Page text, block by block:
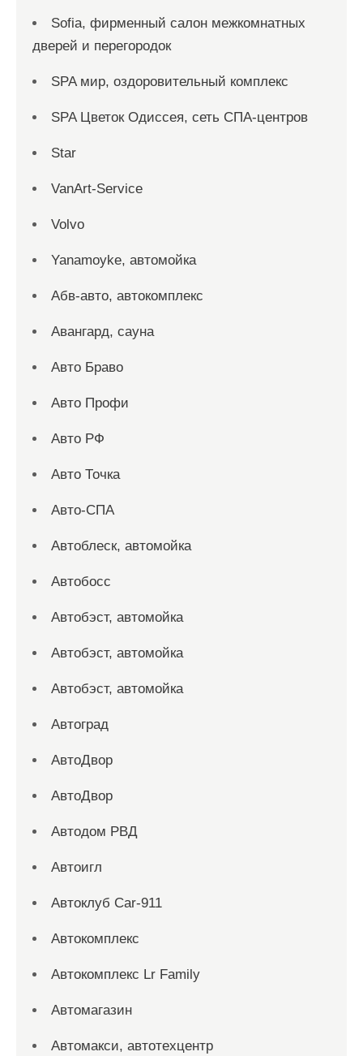
Sofia, фирменный салон межкомнатных
дверей и перегородок
SPA мир, оздоровительный комплекс
SPA Цветок Одиссея, сеть СПА-центров
Star
VanArt-Service
Volvo
Yanamoyke, автомойка
Абв-авто, автокомплекс
Авангард, сауна
Авто Браво
Авто Профи
Авто РФ
Авто Точка
Авто-СПА
Автоблеск, автомойка
Автобосс
Автобэст, автомойка
Автобэст, автомойка
Автобэст, автомойка
Автоград
АвтоДвор
АвтоДвор
Автодом РВД
Автоигл
Автоклуб Car-911
Автокомплекс
Автокомплекс Lr Family
Автомагазин
Автомакси, автотехцентр